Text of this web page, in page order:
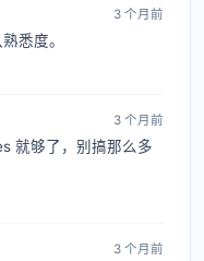
3 个月前
悉度。
3 个月前
就够了，别搞那么多
3 个月前